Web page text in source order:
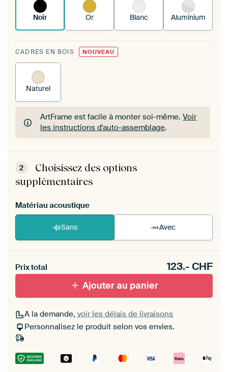
Noir Or Blanc Aluminium
CADRES EN BOIS NOUVEAU
Naturel
ArtFrame est facile à monter soi-même.Voir
les instructions d'auto-assemblage.
ArtFrame est facile à monter soi-même.Voir
les instructions d'auto-assemblage
2
supplémentaires
Matériau acoustique
Sans Avec
materiaal toe aan je ArtFrame set.
Prix total 123.-CHF
Ajouter au panier
A la demande, voir les délais de livraisons
Personnalisez le produit selon vos envies.